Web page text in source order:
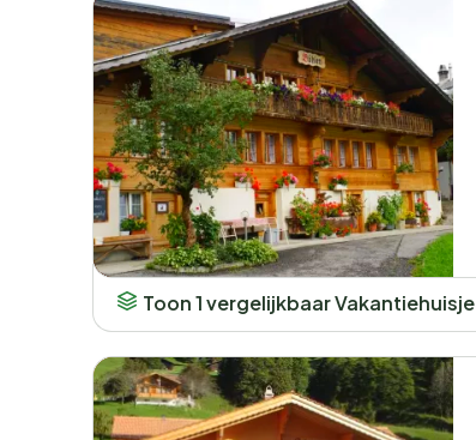
Toon 1 vergelijkbaar Vakantiehuisje